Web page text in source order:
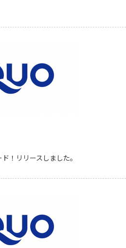
！リリースしました。